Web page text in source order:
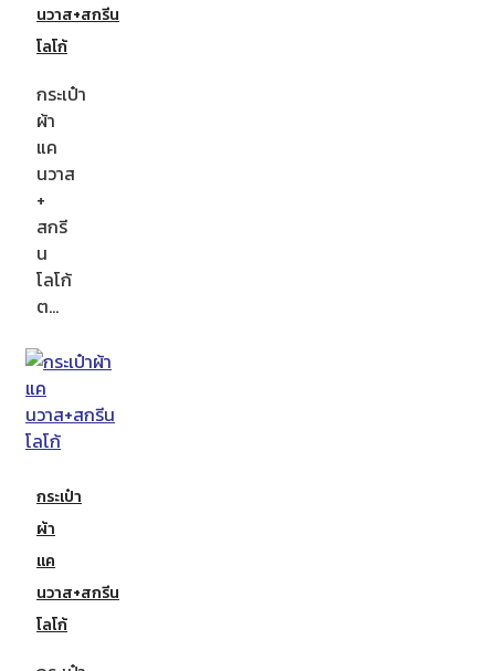
นวาส+สกรีน
โลโก้
กระเป๋า
ผ้า
แค
นวาส
+
สกรี
น
โลโก้
ต…
กระเป๋า
ผ้า
แค
นวาส+สกรีน
โลโก้